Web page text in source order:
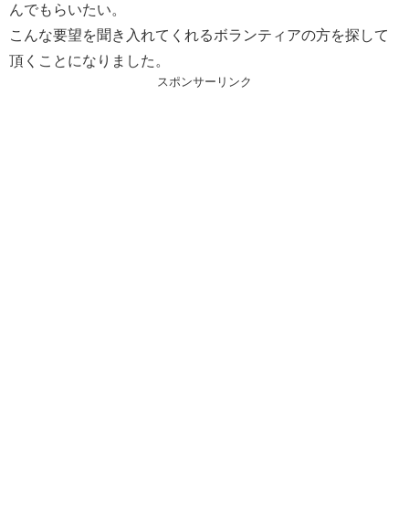
んでもらいたい。
こんな要望を聞き入れてくれるボランティアの方を探して
頂くことになりました。
スポンサーリンク